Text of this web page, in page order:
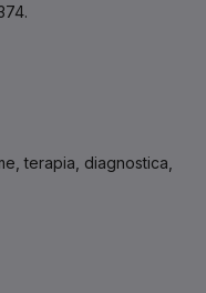
terapia, diagnostica,